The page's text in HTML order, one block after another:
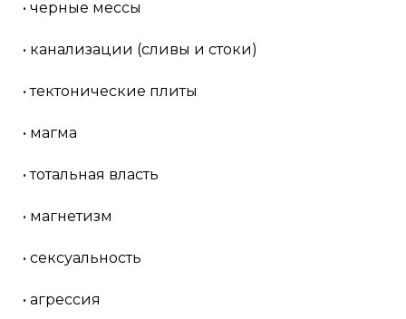
• черные мессы
• канализации (сливы и стоки)
• тектонические плиты
• магма
• тотальная власть
• магнетизм
• сексуальность
• агрессия